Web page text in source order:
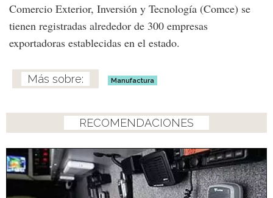
Comercio Exterior, Inversión y Tecnología (Comce) se
tienen registradas alrededor de 300 empresas
exportadoras establecidas en el estado.
Manufactura
RECOMENDACIONES